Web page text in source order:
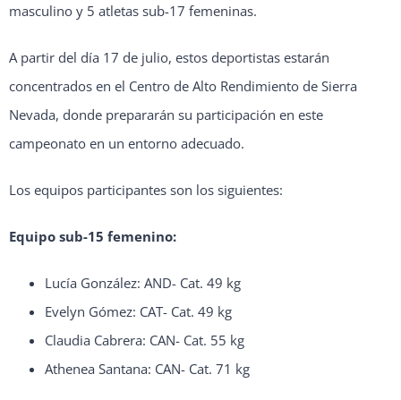
masculino y 5 atletas sub-17 femeninas.
A partir del día 17 de julio, estos deportistas estarán
concentrados en el Centro de Alto Rendimiento de Sierra
Nevada, donde prepararán su participación en este
campeonato en un entorno adecuado.
Los equipos participantes son los siguientes:
Equipo sub-15 femenino:
Lucía González: AND- Cat. 49 kg
Evelyn Gómez: CAT- Cat. 49 kg
Claudia Cabrera: CAN- Cat. 55 kg
Athenea Santana: CAN- Cat. 71 kg